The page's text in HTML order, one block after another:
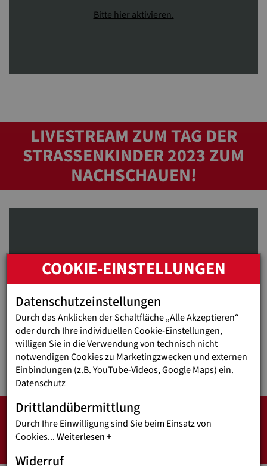
Bitte hier aktivieren.
LIVESTREAM ZUM TAG DER
STRASSENKINDER 2023 ZUM N
ACHSCHAUEN!
Externe Medien sind deaktiviert.
LIVESTREAM ZUM TAG DER
STRASSENKINDER 2022 ZUM N
COOKIE-EINSTELLUNGEN
Datenschutzeinstellungen
Durch das Anklicken der Schaltfläche „Alle Akzeptieren“
oder durch Ihre individuellen Cookie-Einstellungen,
willigen Sie in die Verwendung von technisch nicht
notwendigen Cookies zu Marketingzwecken und externen
Einbindungen (z.B. YouTube-Videos, Google Maps) ein.
Datenschutz
Drittlandübermittlung
Durch Ihre Einwilligung sind Sie beim Einsatz von
Cookies...Weiterlesen
Widerruf